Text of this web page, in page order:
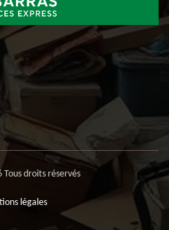
Tous droits réservés
légales